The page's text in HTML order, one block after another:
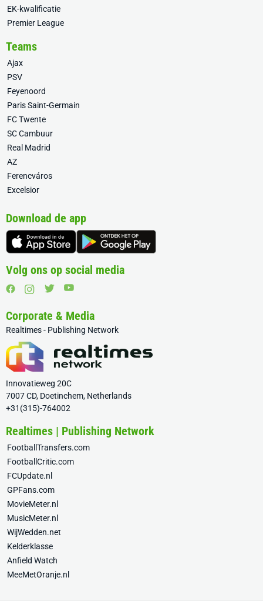
EK-kwalificatie
Premier League
Teams
Ajax
PSV
Feyenoord
Paris Saint-Germain
FC Twente
SC Cambuur
Real Madrid
AZ
Ferencváros
Excelsior
Download de app
Volg ons op social media
Corporate & Media
Realtimes - Publishing Network
Innovatieweg 20C
7007 CD, Doetinchem, Netherlands
+31(315)-764002
Realtimes | Publishing Network
FootballTransfers.com
FootballCritic.com
FCUpdate.nl
GPFans.com
MovieMeter.nl
MusicMeter.nl
WijWedden.net
Kelderklasse
Anfield Watch
MeeMetOranje.nl